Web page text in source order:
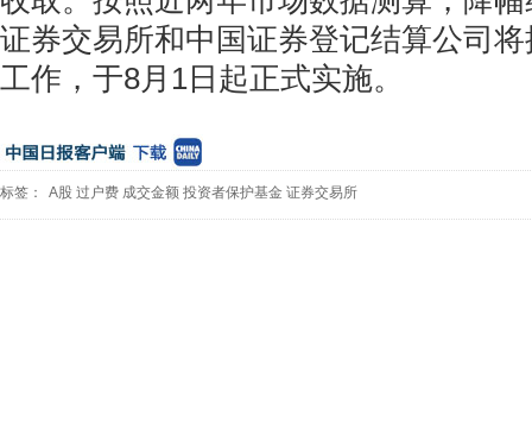
证券交易所和中国证券登记结算公司
工作，于8月1日起正式实施。
标签： A股 过户费 成交金额 投资者保护基金 证券交易所